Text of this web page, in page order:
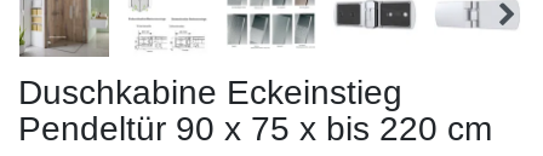
Duschkabine Eckeinstieg
Pendeltür 90 x 75 x bis 220 cm